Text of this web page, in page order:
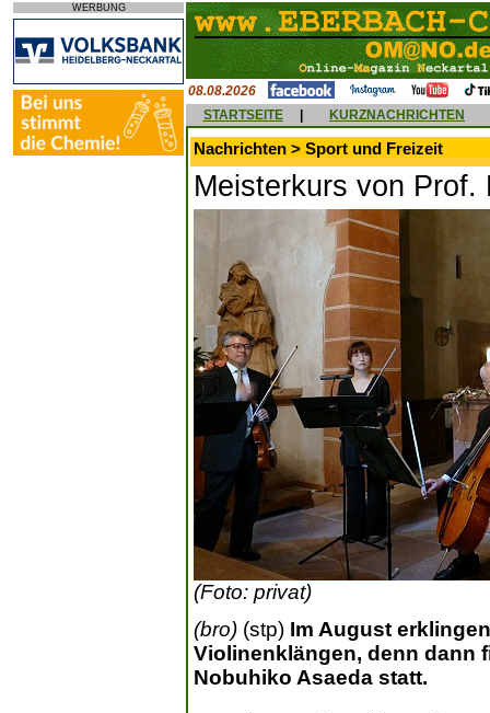
WERBUNG
08.08.2026
STARTSEITE
KURZNACHRICHTEN
Nachrichten > Sport und Freizeit
Meisterkurs von Prof.
(Foto: privat)
(bro) (stp) Im August
Violinenklängen, denn dann
Nobuhiko Asaeda statt.